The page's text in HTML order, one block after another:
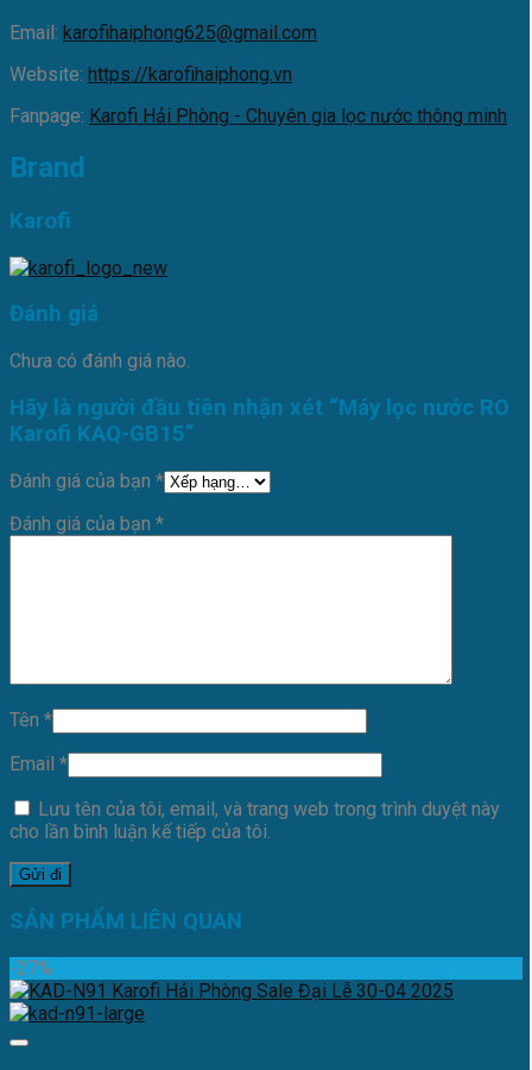
Email: karofihaiphong625@gmail.com
Website: https://karofihaiphong.vn
Fanpage: Karofi Hải Phòng - Chuyên gia lọc nước thông minh
Brand
Karofi
Đánh giá
Chưa có đánh giá nào.
Hãy là người đầu tiên nhận xét “Máy lọc nước RO
Karofi KAQ-GB15”
Đánh giá của bạn *
Đánh giá của bạn *
Tên *
Email *
Lưu tên của tôi, email, và trang web trong trình duyệt này
cho lần bình luận kế tiếp của tôi.
SẢN PHẨM LIÊN QUAN
-27%